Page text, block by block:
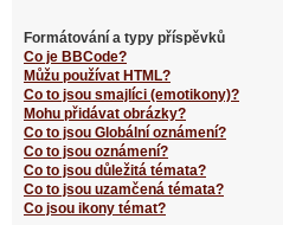
Formátování a typy příspěvků
Co je BBCode?
Můžu používat HTML?
Co to jsou smajlíci (emotikony)?
Mohu přidávat obrázky?
Co to jsou Globální oznámení?
Co to jsou oznámení?
Co to jsou důležitá témata?
Co to jsou uzamčená témata?
Co jsou ikony témat?